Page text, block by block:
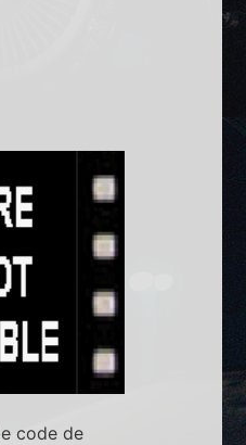
code de